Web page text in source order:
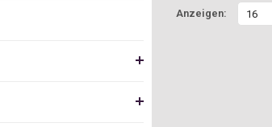
Anzeigen: 16